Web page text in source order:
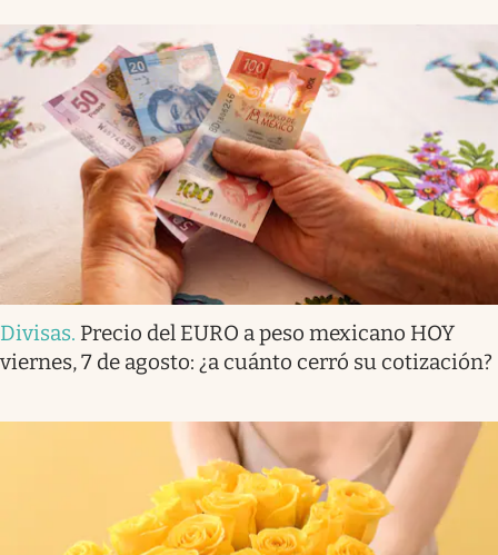
Divisas. Precio del EURO a peso mexicano HOY
viernes, 7 de agosto: ¿a cuánto cerró su cotización?